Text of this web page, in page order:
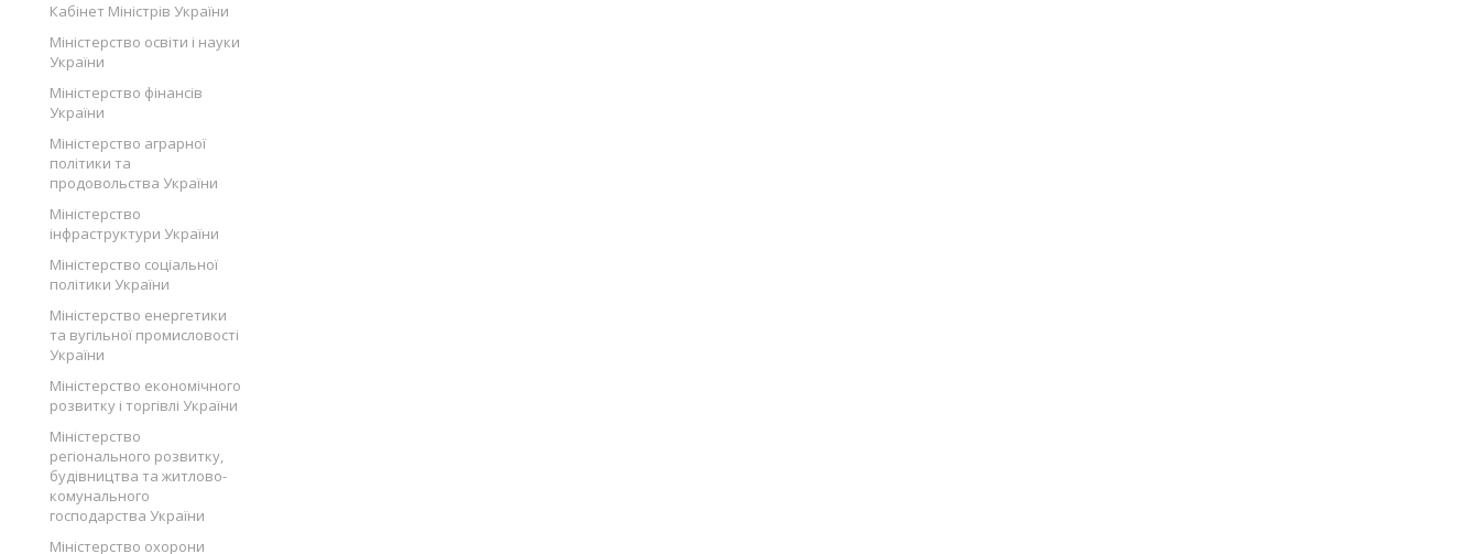
Кабінет Міністрів України
Міністерство освіти і науки
України
Міністерство фінансів
України
Міністерство аграрної
політики та
продовольства України
Міністерство
інфраструктури України
Міністерство соціальної
політики України
Міністерство енергетики
та вугільної промисловості
України
Міністерство економічного
розвитку і торгівлі України
Міністерство
регіонального розвитку,
будівництва та житлово-
комунального
господарства України
Міністерство охорони